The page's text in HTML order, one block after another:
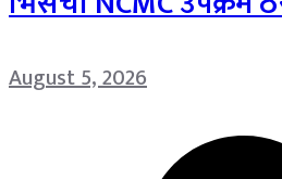
August 5, 2026